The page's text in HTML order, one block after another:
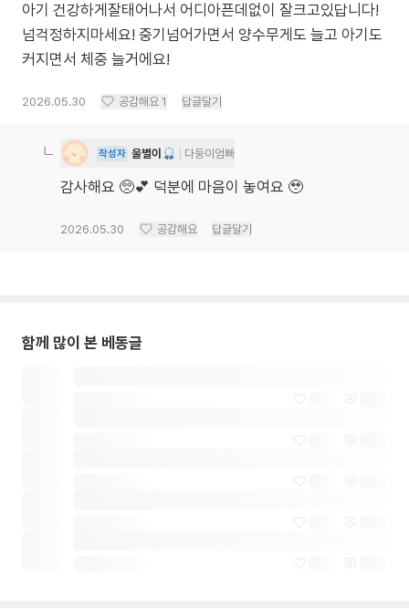
아기 건강하게잘태어나서 어디아픈데없이 잘크고있답니다!
넘걱정하지마세요! 중기넘어가면서 양수무게도 늘고 아기도
커지면서 체중 늘거에요!
2026.05.30 공감해요 1 답글달기
작성자 울별이 다둥이엄빠
감사해요 🥺💕 덕분에 마음이 놓여요 🥹
2026.05.30 공감해요 답글달기
함께 많이 본 베동글